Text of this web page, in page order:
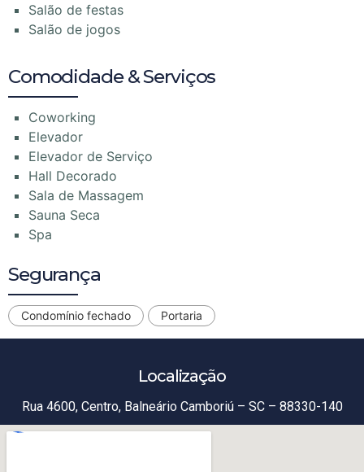
Salão de festas
Salão de jogos
Comodidade & Serviços
Coworking
Elevador
Elevador de Serviço
Hall Decorado
Sala de Massagem
Sauna Seca
Spa
Segurança
Condomínio fechado Portaria
Localização
Rua 4600, Centro, Balneário Camboriú – SC – 88330-140